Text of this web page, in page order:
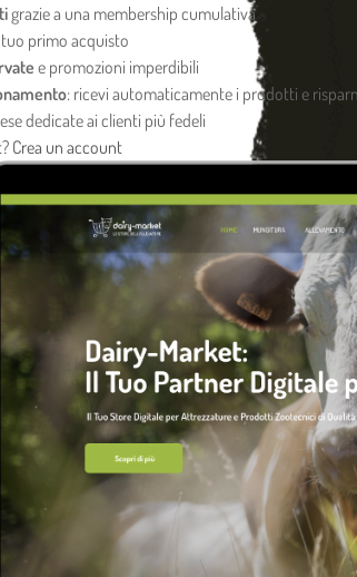
grazie a una membership cumulativa
primo acquisto
e promozioni imperdibili
: ricevi automaticamente i prodotti e
dedicate ai clienti più fedeli
Crea un account